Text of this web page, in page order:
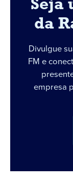
Seja
da
Divulgue
FM e
empresa